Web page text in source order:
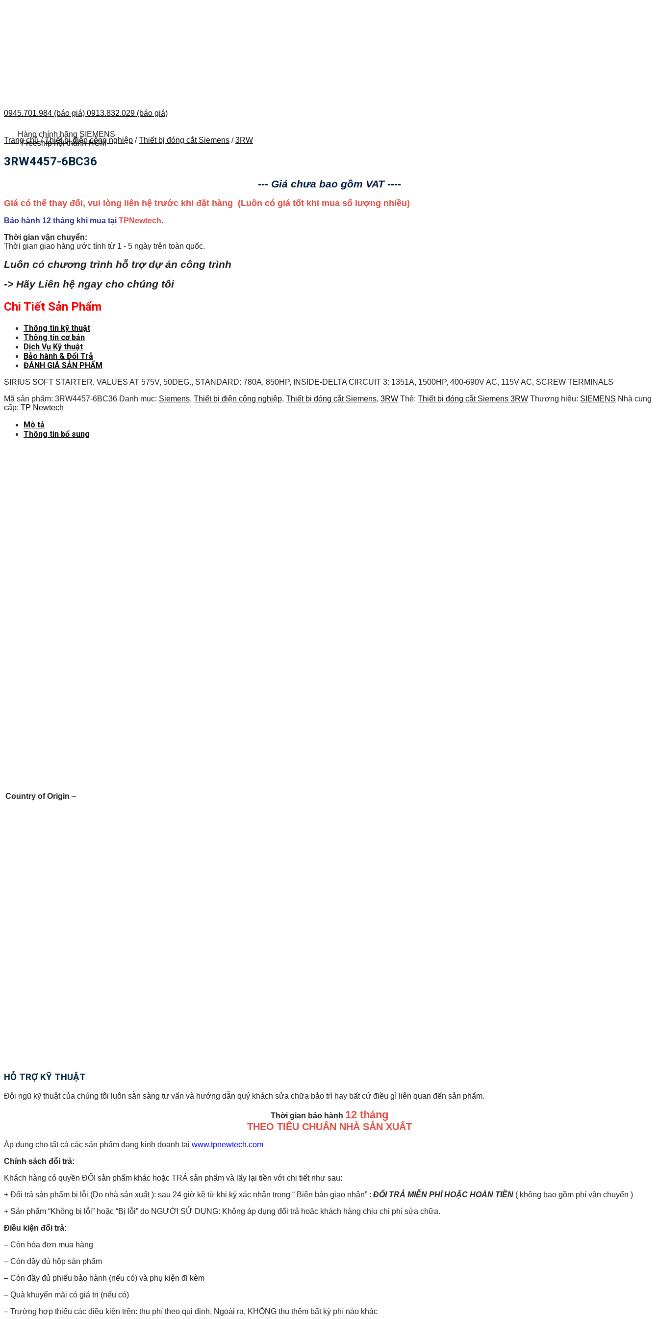
0945.701.984 (báo giá) 0913.832.029 (báo giá)
Hàng chính hãng SIEMENS
Freeship nội thành HCM
Trang chủ / Thiết bị điện công nghiệp / Thiết bị đóng cắt Siemens / 3RW
3RW4457-6BC36
--- Giá chưa bao gồm VAT ----
Giá có thể thay đổi, vui lòng liên hệ trước khi đặt hàng (Luôn có giá tốt khi mua số lượng nhiều)
Bảo hành 12 tháng khi mua tại TPNewtech.
Thời gian vận chuyển:
Thời gian giao hàng ước tính từ 1 - 5 ngày trên toàn quốc.
Luôn có chương trình hỗ trợ dự án công trình
-> Hãy Liên hệ ngay cho chúng tôi
Chi Tiết Sản Phẩm
Thông tin kỹ thuật
Thông tin cơ bản
Dịch Vụ Kỹ thuật
Bảo hành & Đổi Trả
ĐÁNH GIÁ SẢN PHẨM
SIRIUS SOFT STARTER, VALUES AT 575V, 50DEG., STANDARD: 780A, 850HP, INSIDE-DELTA CIRCUIT 3: 1351A, 1500HP, 400-690V AC, 115V AC, SCREW TERMINALS
Mã sản phẩm: 3RW4457-6BC36 Danh mục: Siemens, Thiết bị điện công nghiệp, Thiết bị đóng cắt Siemens, 3RW Thẻ: Thiết bị đóng cắt Siemens 3RW Thương hiệu: SIEMENS Nhà cung
cấp: TP Newtech
Mô tả
Thông tin bổ sung
Country of Origin –
HỖ TRỢ KỸ THUẬT
Đội ngũ kỹ thuật của chúng tôi luôn sẵn sàng tư vấn và hướng dẫn quý khách sửa chữa bảo trì hay bất cứ điều gì liên quan đến sản phẩm.
Thời gian bảo hành 12 tháng
THEO TIÊU CHUẨN NHÀ SẢN XUẤT
Áp dụng cho tất cả các sản phẩm đang kinh doanh tại www.tpnewtech.com
Chính sách đổi trả:
Khách hàng có quyền ĐỔI sản phẩm khác hoặc TRẢ sản phẩm và lấy lại tiền với chi tiết như sau:
+ Đổi trả sản phẩm bị lỗi (Do nhà sản xuất ): sau 24 giờ kề từ khi ký xác nhận trong “ Biên bản giao nhận” : ĐỔI TRẢ MIỄN PHÍ HOẶC HOÀN TIỀN ( không bao gồm phí vận chuyển )
+ Sản phẩm “Không bị lỗi” hoặc “Bị lỗi” do NGƯỜI SỬ DỤNG: Không áp dụng đổi trả hoặc khách hàng chịu chi phí sửa chữa.
Điều kiện đổi trả:
– Còn hóa đơn mua hàng
– Còn đầy đủ hộp sản phẩm
– Còn đầy đủ phiếu bảo hành (nếu có) và phụ kiện đi kèm
– Quà khuyến mãi có giá trị (nếu có)
– Trường hợp thiếu các điều kiện trên: thu phí theo qui định. Ngoài ra, KHÔNG thu thêm bất kỳ phí nào khác